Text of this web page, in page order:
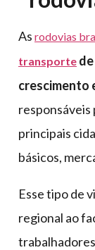
As rodovias
transporte
crescimento
responsáveis
principais
básicos,
Esse tipo de
regional ao